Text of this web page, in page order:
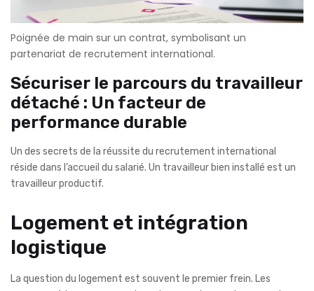
Poignée de main sur un contrat, symbolisant un
partenariat de recrutement international.
Sécuriser le parcours du travailleur
détaché : Un facteur de
performance durable
Un des secrets de la réussite du recrutement international
réside dans l’accueil du salarié. Un travailleur bien installé est un
travailleur productif.
Logement et intégration
logistique
La question du logement est souvent le premier frein. Les